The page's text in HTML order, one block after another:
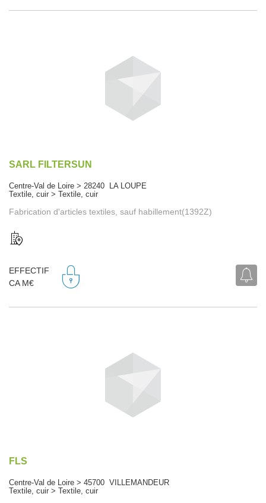
SARL FILTERSUN
Centre-Val de Loire > 28240 LA LOUPE
Textile, cuir > Textile, cuir
Fabrication d'articles textiles, sauf habillement(1392Z)
EFFECTIF
CA M€
FLS
Centre-Val de Loire > 45700 VILLEMANDEUR
Textile, cuir > Textile, cuir